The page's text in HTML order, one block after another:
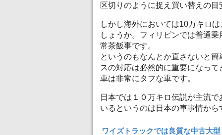
区切りのように捉え買い替えの
しかし海外においては10万キロ
しょうか。フィリピンでは普通
常茶飯事です。
というのもなんとか直さないと
スの対応は必然的に重要になっ
車は非常にタフな車です。
日本では１０万キロ伝説が主流
いるというのは日本の車事情か
ワイズトラックでは良質な中古大